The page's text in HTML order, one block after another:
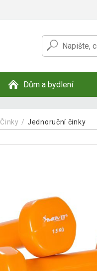
Dům a bydlení
Činky Jednoruční činky